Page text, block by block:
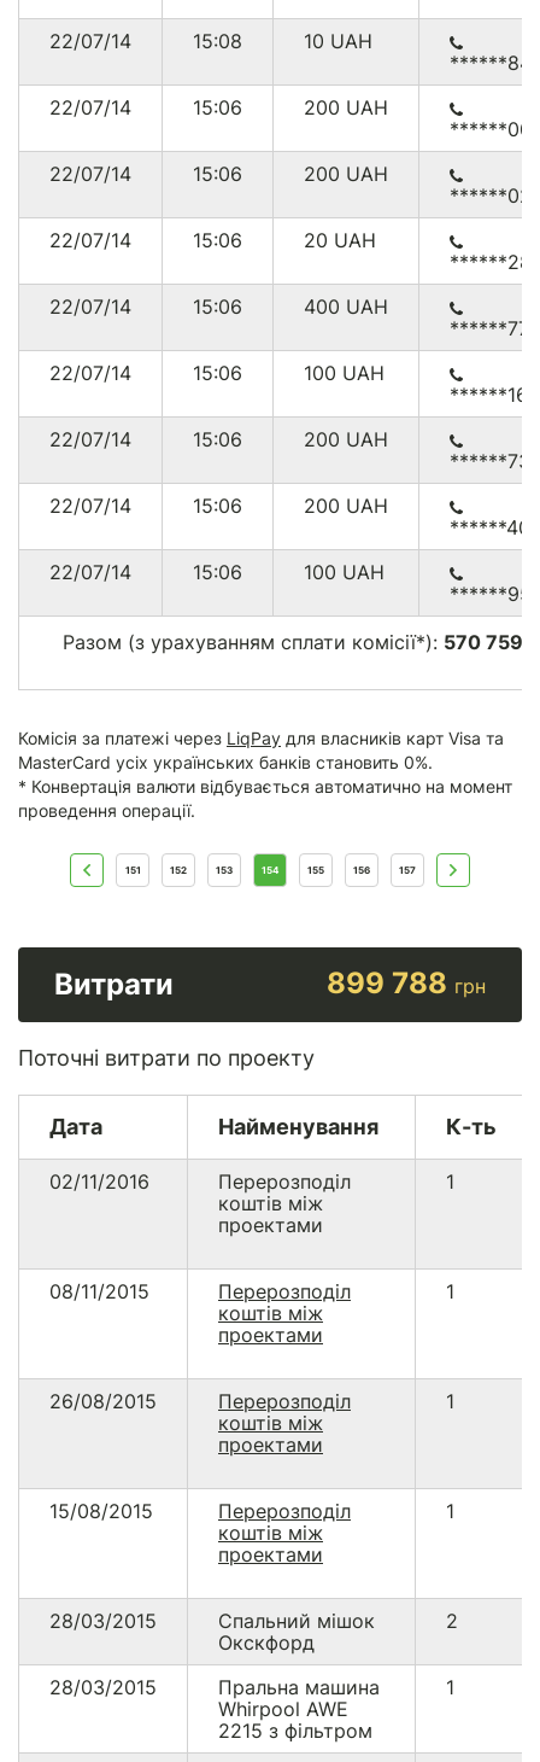
22/07/14 15:08 10 UAH
22/07/14
15:06 200 UAH
22/07/14
15:06 200 UAH
22/07/14
15:06 20 UAH
22/07/14
15:06 400 UAH
22/07/14
15:06 100 UAH
22/07/14
15:06 200 UAH
22/07/14
15:06 200 UAH
22/07/14
15:06 100 UAH
Разом (з урахуванням сплати комісії*): 570
Комісія за платежі через LiqPay для власників карт Visa та
MasterCard усіх українських банків становить 0%.
* Конвертація валюти відбувається автоматично на момент
проведення операції.
151 152 153 154 155 156 157
Витрати 899 788 грн
Поточні витрати по проекту
Дата Найменування К-ть
02/11/2016
Перерозподіл
коштів між
проектами
1
08/11/2015
Перерозподіл
коштів між
проектами
1
26/08/2015
Перерозподіл
коштів між
проектами
1
15/08/2015
Перерозподіл
коштів між
проектами
1
28/03/2015
Спальний мішок
Окскфорд
2
28/03/2015
Пральна машина
Whirpool AWE
2215 з фільтром
1